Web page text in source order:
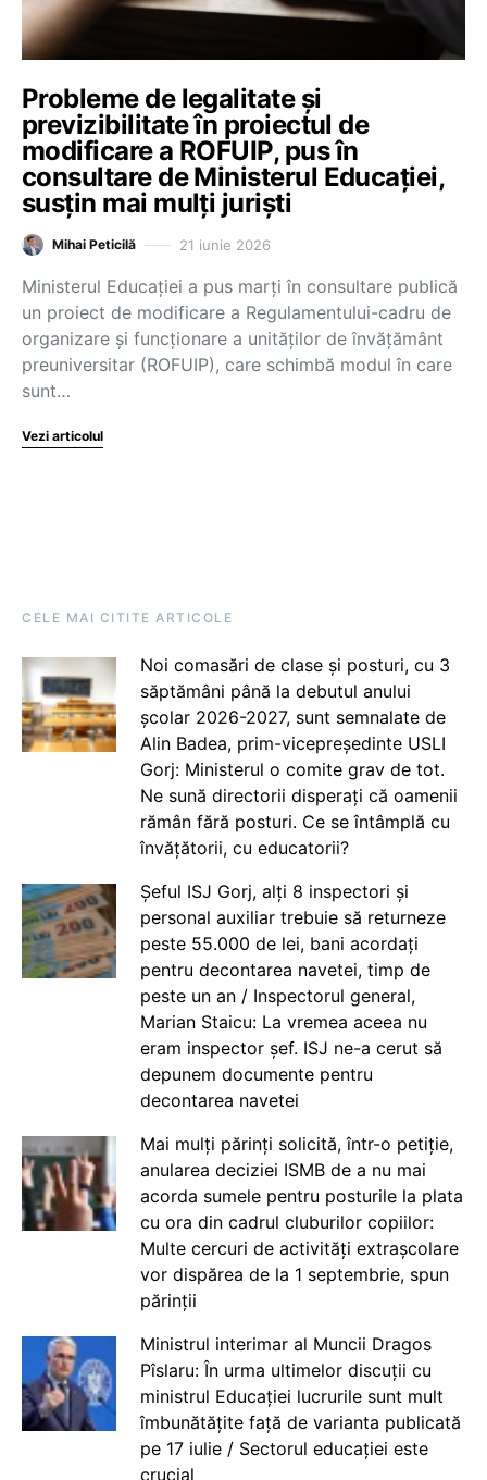
Probleme de legalitate și
previzibilitate în proiectul de
modificare a ROFUIP, pus în
consultare de Ministerul Educației,
susțin mai mulți juriști
Mihai Peticilă 21 iunie 2026
Ministerul Educației a pus marți în consultare publică
un proiect de modificare a Regulamentului-cadru de
organizare și funcționare a unităților de învățământ
preuniversitar (ROFUIP), care schimbă modul în care
sunt…
Vezi articolul
CELE MAI CITITE ARTICOLE
Noi comasări de clase și posturi, cu 3
săptămâni până la debutul anului
școlar 2026-2027, sunt semnalate de
Alin Badea, prim-vicepreședinte USLI
Gorj: Ministerul o comite grav de tot.
Ne sună directorii disperați că oamenii
rămân fără posturi. Ce se întâmplă cu
învățătorii, cu educatorii?
Șeful ISJ Gorj, alți 8 inspectori și
personal auxiliar trebuie să returneze
peste 55.000 de lei, bani acordați
pentru decontarea navetei, timp de
peste un an / Inspectorul general,
Marian Staicu: La vremea aceea nu
eram inspector șef. ISJ ne-a cerut să
depunem documente pentru
decontarea navetei
Mai mulți părinți solicită, într-o petiție,
anularea deciziei ISMB de a nu mai
acorda sumele pentru posturile la plata
cu ora din cadrul cluburilor copiilor:
Multe cercuri de activități extrașcolare
vor dispărea de la 1 septembrie, spun
părinții
Ministrul interimar al Muncii Dragos
Pîslaru: În urma ultimelor discuții cu
ministrul Educației lucrurile sunt mult
îmbunătățite față de varianta publicată
pe 17 iulie / Sectorul educației este
crucial